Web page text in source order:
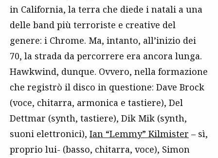
in California, la terra che diede i natali a una
delle band più terroriste e creative del
genere: i Chrome. Ma, intanto, all’inizio dei
70, la strada da percorrere era ancora lunga.
Hawkwind, dunque. Ovvero, nella formazione
che registrò il disco in questione: Dave Brock
(voce, chitarra, armonica e tastiere), Del
Dettmar (synth, tastiere), Dik Mik (synth,
suoni elettronici), Ian “Lemmy” Kilmister – sì,
proprio lui- (basso, chitarra, voce), Simon